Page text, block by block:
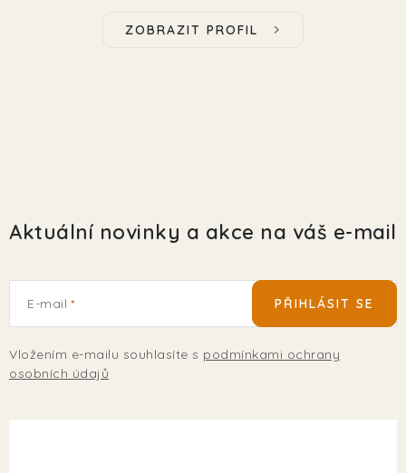
ZOBRAZIT PROFIL
Aktuální novinky a akce na váš e-mail
E-mail
Vložením e-mailu souhlasíte s podmínkami ochrany
osobních údajů
PŘIHLÁSIT SE